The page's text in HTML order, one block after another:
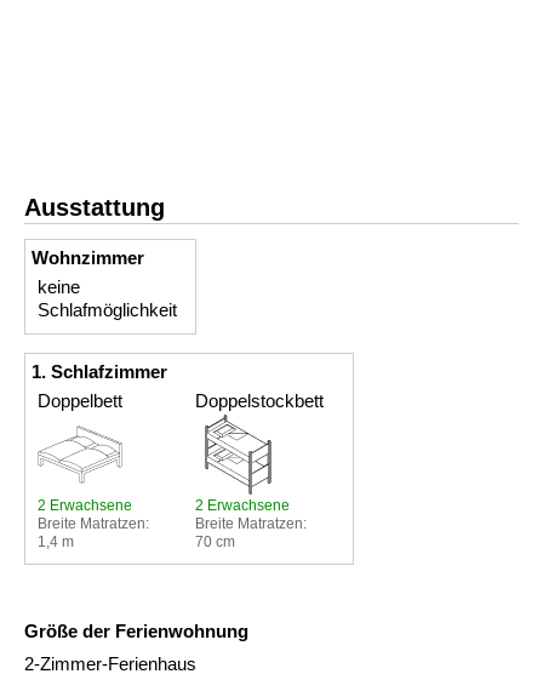
Ausstattung
Wohnzimmer
keine
Schlafmöglichkeit
1. Schlafzimmer
Doppelbett
2 Erwachsene
Breite Matratzen:
1,4 m
Doppelstockbett
2 Erwachsene
Breite Matratzen:
70 cm
Größe der Ferienwohnung
2-Zimmer-Ferienhaus